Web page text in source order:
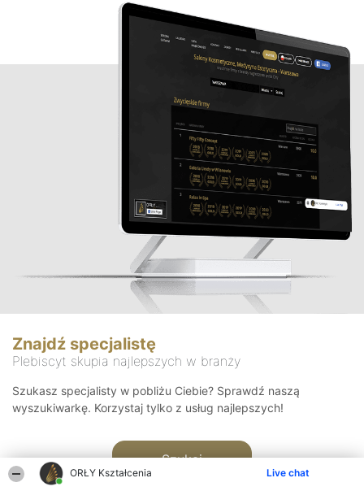
ORŁY Kształcenia Live chat
Znajdź specjalistę
Plebiscyt skupia najlepszych w branży
Szukasz specjalisty w pobliżu Ciebie? Sprawdź naszą
wyszukiwarkę. Korzystaj tylko z usług najlepszych!
Szukaj